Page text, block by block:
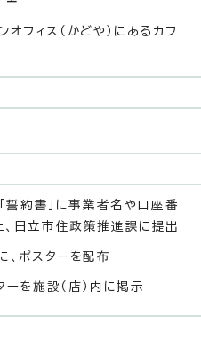
オフィス（かどや）にあるカフ
誓約書」に事業者名や口座番
日立市住政策推進課に提出
、ポスターを配布
を施設（店）内に掲示